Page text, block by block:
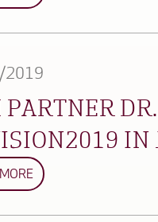
2019
PARTNER
IN